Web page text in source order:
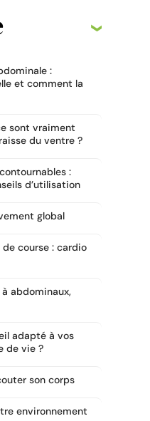
:
et comment la
sont vraiment
du ventre ?
:
d’utilisation
global
course : cardio
abdominaux,
adapté à vos
de vie ?
son corps
environnement